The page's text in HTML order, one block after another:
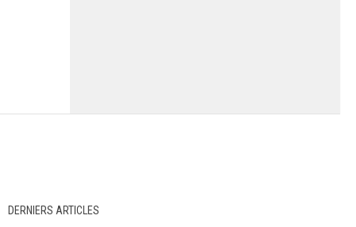
DERNIERS ARTICLES